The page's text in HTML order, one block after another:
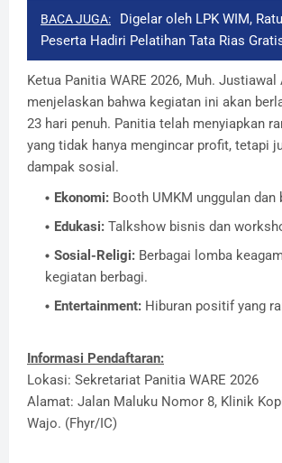
BACA JUGA:
Digelar oleh LPK WIM,
Peserta Hadiri Pelatihan Tata Rias
Ketua Panitia WARE 2026, Muh. Justiawal
menjelaskan bahwa kegiatan ini akan
23 hari penuh. Panitia telah menyiapkan
yang tidak hanya mengincar profit, tetapi
dampak sosial.
​Ekonomi: Booth UMKM unggulan dan
​Edukasi: Talkshow bisnis dan
​Sosial-Religi: Berbagai lomba
kegiatan berbagi.
​Entertainment: Hiburan positif yang
Informasi Pendaftaran:
​Lokasi: Sekretariat Panitia WARE 2026
​Alamat: Jalan Maluku Nomor 8, Klinik
Wajo. (Fhyr/IC)